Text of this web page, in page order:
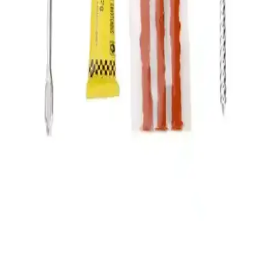
Vexo Speed Up Siyah Eldiven: Yüksek Performans
ve Güvenlik Özellikleriyle Motorcular İçin Uygun
Vexo Speed Up Siyah Eldiven, yüksek kaliteli deri, gelişmiş koruma
detayları ve dokunmatik uyumu ile güvenli ve konforlu sürüş sağlar,
CE sertifikasıyla güvence altına alınmıştır.
LS2 Kask Modelleri İçin Siyah Tınded Cam
Uyumlu Güvenlik ve Göz Koruma Çözümü
LS2 markasının FF351, FF352, FF369 ve FF384 modellerine
uygun siyah tınded kask camı, UV ışınlarına karşı %100 koruma